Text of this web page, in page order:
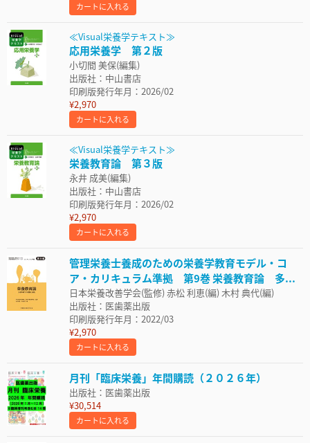
カートに入れる
≪Visual栄養学テキスト≫
応用栄養学 第２版
小切間 美保(編集)
出版社：中山書店
印刷版発行年月：2026/02
¥2,970
カートに入れる
≪Visual栄養学テキスト≫
栄養教育論 第３版
永井 成美(編集)
出版社：中山書店
印刷版発行年月：2026/02
¥2,970
カートに入れる
管理栄養士養成のための栄養学教育モデル・コ
ア・カリキュラム準拠 第9巻 栄養教育論 多...
日本栄養改善学会(監修) 赤松 利恵(編) 木村 典代(編)
出版社：医歯薬出版
印刷版発行年月：2022/03
¥2,970
カートに入れる
月刊「臨床栄養」年間購読（２０２６年）
出版社：医歯薬出版
¥30,514
カートに入れる